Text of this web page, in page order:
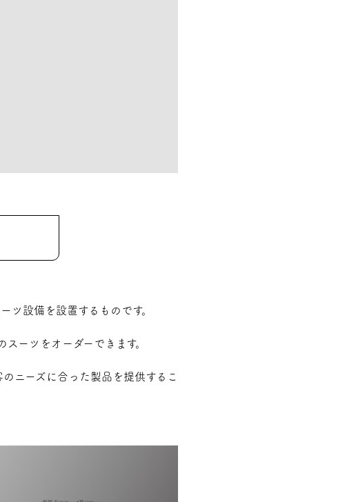
ツ設備を設置するものです。
ーツをオーダーできます。
ニーズに合った製品を提供するこ